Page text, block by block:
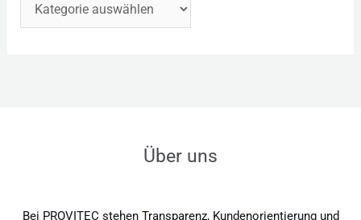
Über uns
Bei PROVITEC stehen Transparenz, Kundenorientierung und